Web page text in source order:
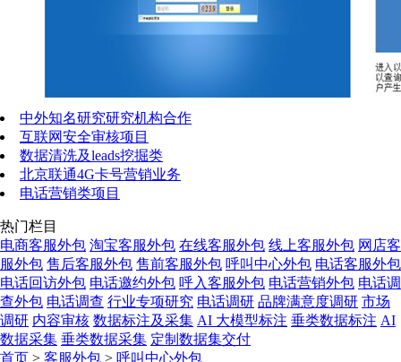
中外知名研究研究机构合作
互联网安全审核项目
数据清洗及leads挖掘类
北京联通4G卡号营销业务
电话营销类项目
热门栏目
电商客服外包 淘宝客服外包 在线客服外包 线上客服外包 网店客
服外包 售后客服外包 售前客服外包 呼叫中心外包 电话客服外包
电话回访外包 电话邀约外包 呼入客服外包 电话营销外包 电话调
查外包 电话调查 行业专项研究 电话调研 品牌满意度调研 市场
调研 内容审核 数据标注及采集 AI 大模型标注 垂类数据标注 AI
数据采集 垂类数据采集 定制数据集交付
首页 > 客服外包 > 呼叫中心外包